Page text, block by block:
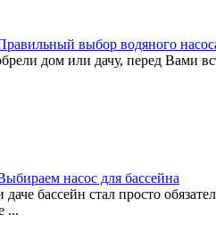
выбор водяного
дом или дачу, перед Вами
насос для бассейна
бассейн стал просто
...